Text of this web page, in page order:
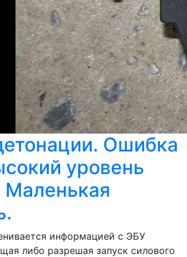
Ошибка
уровень
Маленькая
информацией с ЭБУ
либо разрешая запуск силового